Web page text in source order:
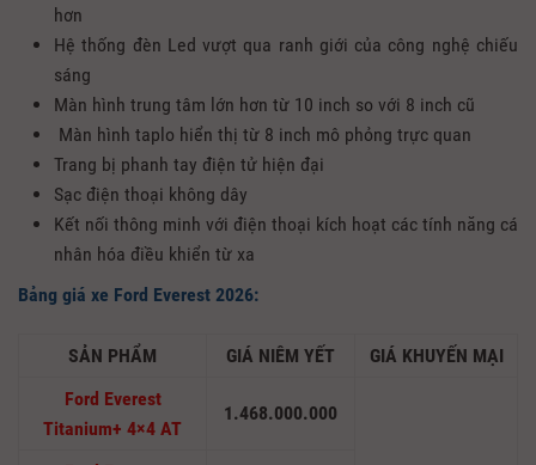
hơn
Hệ thống đèn Led vượt qua ranh giới của công nghệ chiếu
sáng
Màn hình trung tâm lớn hơn từ 10 inch so với 8 inch cũ
Màn hình taplo hiển thị từ 8 inch mô phỏng trực quan
Trang bị phanh tay điện tử hiện đại
Sạc điện thoại không dây
Kết nối thông minh với điện thoại kích hoạt các tính năng cá
nhân hóa điều khiển từ xa
Bảng giá xe Ford Everest 2026:
SẢN PHẨM GIÁ NIÊM YẾT
GIÁ KHUYẾN MẠI
Ford Everest
Titanium+ 4×4 AT
1.468.000.000